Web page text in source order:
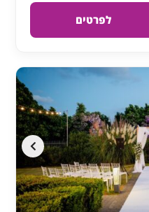
לפרטים